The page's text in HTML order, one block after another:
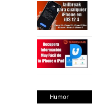
Humor